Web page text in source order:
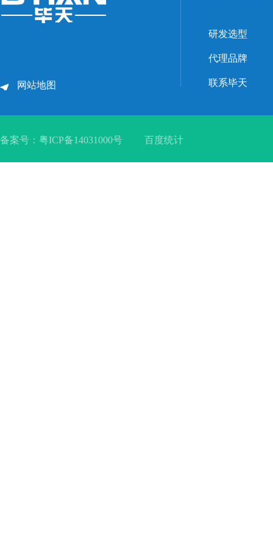
网站地图
研发选型
代理品牌
联系毕天
备案号： 粤ICP备14031000号 百度统计